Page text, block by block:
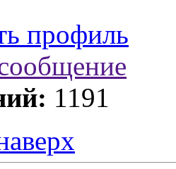
профиль
1191